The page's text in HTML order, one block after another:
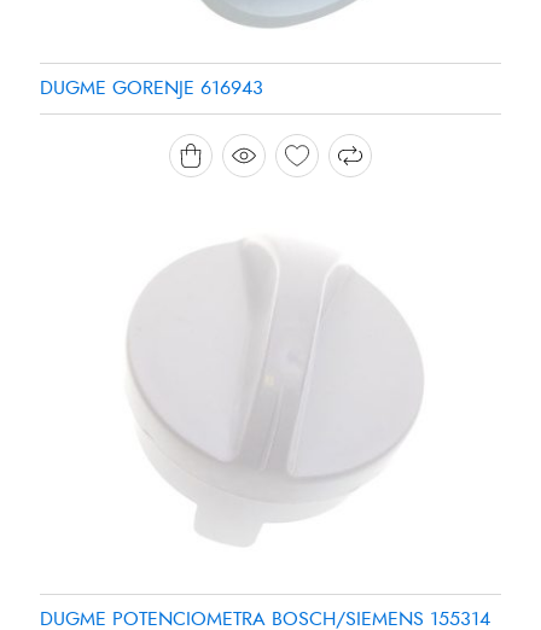
DUGME GORENJE 616943
DUGME POTENCIOMETRA BOSCH/SIEMENS 155314